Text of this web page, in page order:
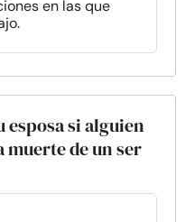
en las que
esposa si alguien
de un ser